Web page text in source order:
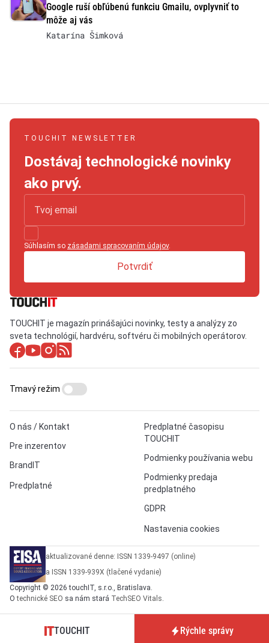
Google ruší obľúbenú funkciu Gmailu, ovplyvniť to
môže aj vás
Katarína Šimková
TOUCHIT NEWSLETTER
Dostávaj technologické novinky
ako prvý.
Súhlasím so zásadami spracovaním údajov.
Potvrdiť
TOUCHIT je magazín prinášajúci novinky, testy a analýzy zo
sveta technológií, hardvéru, softvéru či mobilných operátorov.
O nás / Kontakt
Pre inzerentov
BrandIT
Predplatné
Predplatné časopisu
TOUCHIT
Podmienky používania webu
Podmienky predaja
predplatného
GDPR
Nastavenia cookies
Tmavý režim
aktualizované denne: ISSN 1339-9497 (online)
a ISSN 1339-939X (tlačené vydanie)
Copyright © 2026 touchIT, s.r.o., Bratislava.
Otechnické SEO sa nám stará TechSEO Vitals
TOUCHIT Rýchle správy